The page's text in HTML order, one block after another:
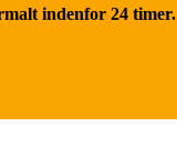
indenfor 24 timer.